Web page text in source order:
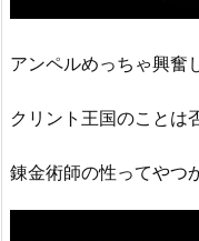
アンペルめっちゃ興奮
クリント王国のことは
錬金術師の性ってやつ